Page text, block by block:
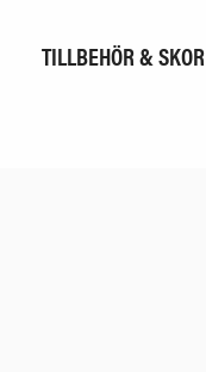
TILLBEHÖR & SKOR